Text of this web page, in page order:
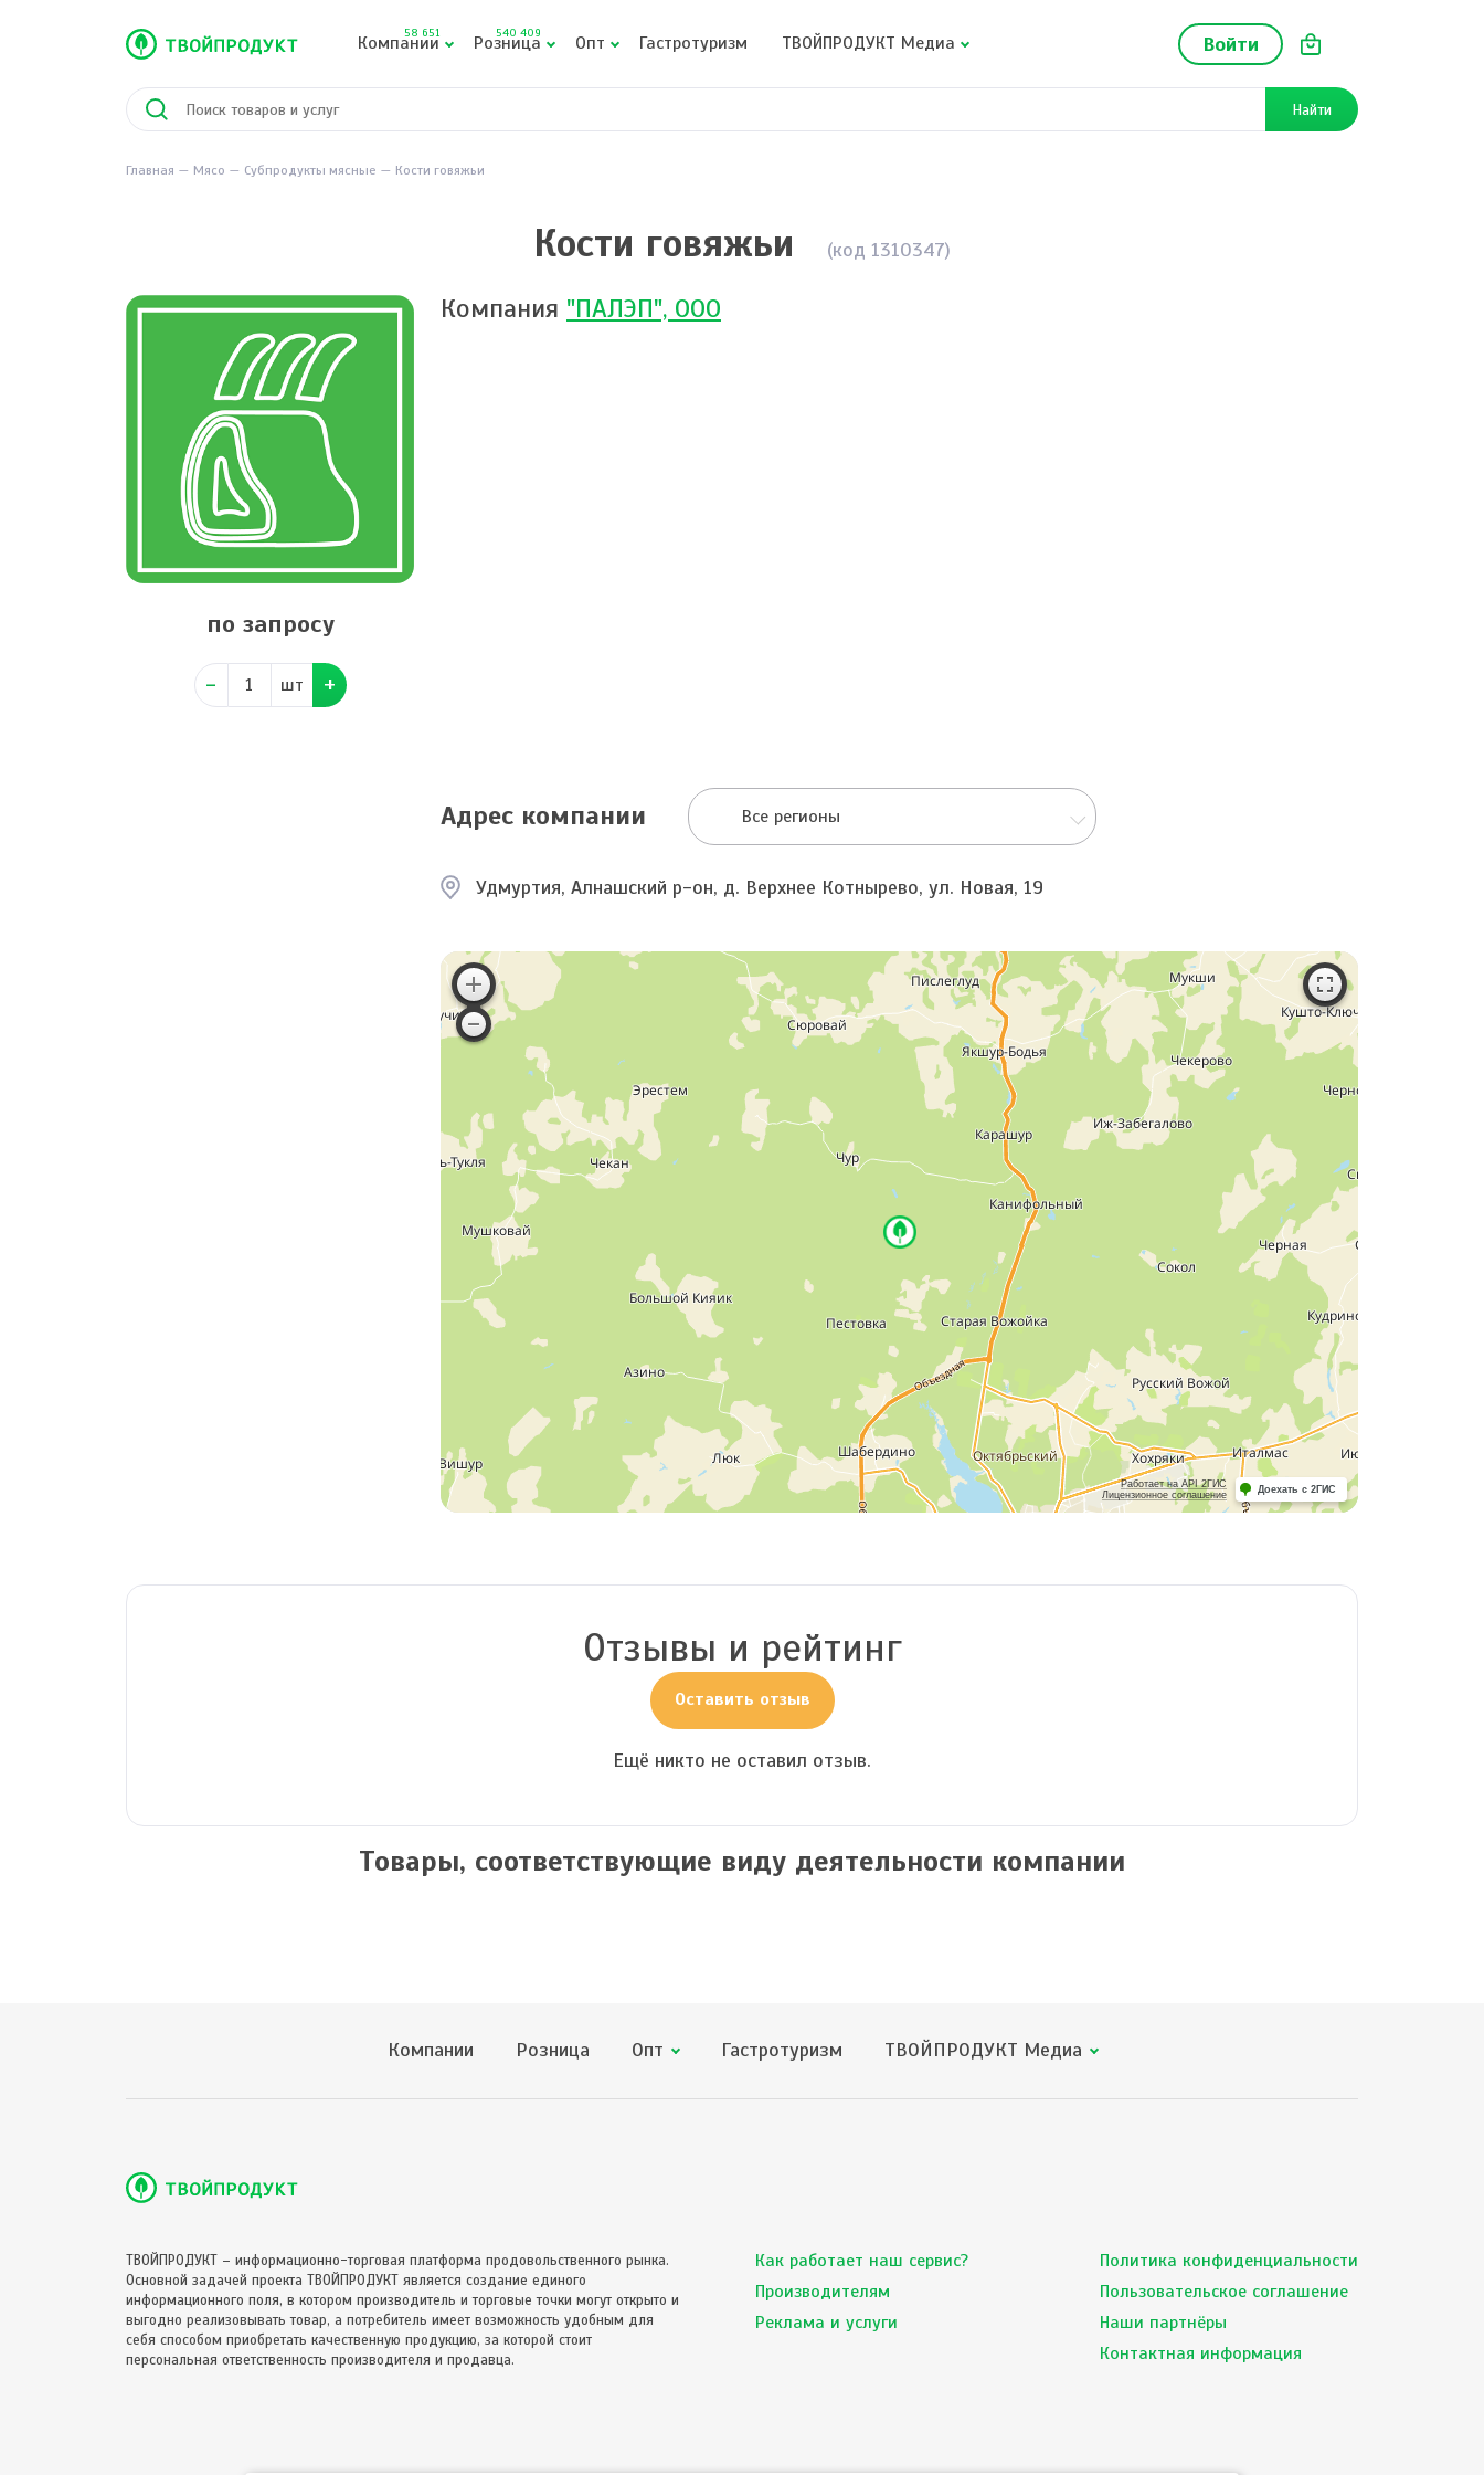
Войти
Компании
58 651 Розница
540 409 Опт Гастротуризм ТВОЙПРОДУКТ Медиа
Найти
Главная Мясо Субпродукты мясные Кости говяжьи
Кости говяжьи (код 1310347)
по запросу
шт
Компания "ПАЛЭП", ООО
Адрес компании Все регионы
Удмуртия, Алнашский р-он, д. Верхнее Котнырево, ул. Новая, 19
Работает на API 2ГИС
Лицензионное соглашение
Доехать с 2ГИС
Отзывы и рейтинг
Оставить отзыв
Ещё никто не оставил отзыв.
Товары, соответствующие виду деятельности компании
Компании Розница Опт Гастротуризм ТВОЙПРОДУКТ Медиа
ТВОЙПРОДУКТ – информационно-торговая платформа продовольственного рынка.
Основной задачей проекта ТВОЙПРОДУКТ является создание единого
информационного поля, в котором производитель и торговые точки могут открыто и
выгодно реализовывать товар, а потребитель имеет возможность удобным для
себя способом приобретать качественную продукцию, за которой стоит
персональная ответственность производителя и продавца.
Как работает наш сервис?
Производителям
Реклама и услуги
Политика конфиденциальности
Пользовательское соглашение
Наши партнёры
Контактная информация